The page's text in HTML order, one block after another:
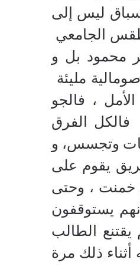
ليس إلى
الجامعي
محمود بل و
مليئة
، فالجو
فالكل الفرق
وتجسس، و
يقوم على
خمنت ، وحتى
يستوقفون
الطالب
ذلك مرة